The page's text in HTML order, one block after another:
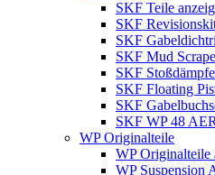
SKF Teile
SKF
SKF
SKF Mud
SKF
SKF Floating
SKF
SKF WP 48 AER
WP Originalteile
WP Originalteile
WP Suspension